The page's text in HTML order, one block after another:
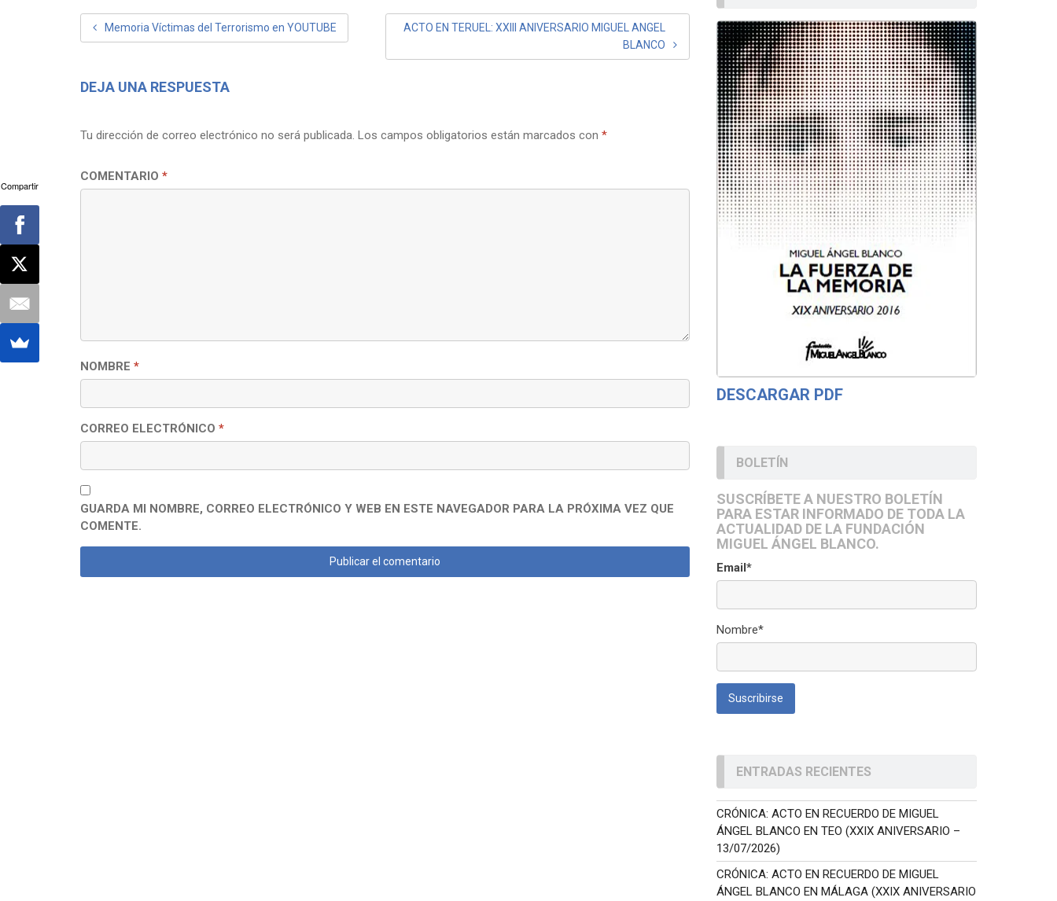
NAVEGACIÓN
ENTRADAS
Memoria Víctimas del Terrorismo en YOUTUBE
ACTO EN TERUEL: XXIII ANIVERSARIO MIGUEL ANGEL
BLANCO
DEJA UNA RESPUESTA
Tu dirección de correo electrónico no será publicada. Los campos obligatorios están marcados con *
COMENTARIO *
NOMBRE *
CORREO ELECTRÓNICO *
GUARDA MI NOMBRE, CORREO ELECTRÓNICO Y WEB EN ESTE NAVEGADOR PARA LA PRÓXIMA VEZ QUE
COMENTE.
DESCARGAR PDF
BOLETÍN
SUSCRÍBETE A NUESTRO BOLETÍN
PARA ESTAR INFORMADO DE TODA LA
ACTUALIDAD DE LA FUNDACIÓN
MIGUEL ÁNGEL BLANCO.
Email*
Nombre*
ENTRADAS RECIENTES
CRÓNICA: ACTO EN RECUERDO DE MIGUEL
ÁNGEL BLANCO EN TEO (XXIX ANIVERSARIO –
13/07/2026)
CRÓNICA: ACTO EN RECUERDO DE MIGUEL
ÁNGEL BLANCO EN MÁLAGA (XXIX ANIVERSARIO
Compartir